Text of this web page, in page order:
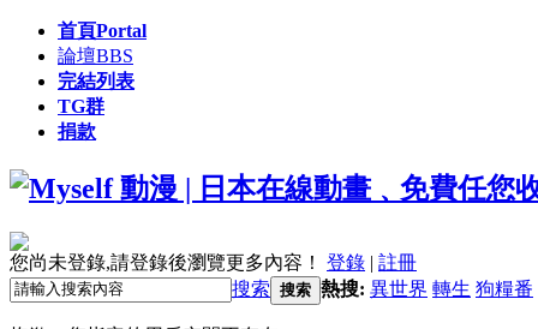
首頁Portal
論壇BBS
完結列表
TG群
捐款
您尚未登錄,請登錄後瀏覽更多內容！ 登錄 | 註冊
搜索 搜索 熱搜: 異世界 轉生 狗糧番